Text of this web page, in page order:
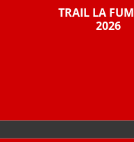
TRAIL LA
2026